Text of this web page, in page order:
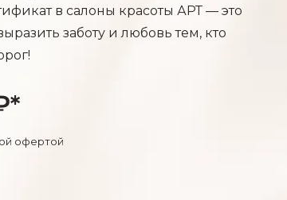
в салоны красоты АРТ — это
заботу и любовь тем, кто
офертой